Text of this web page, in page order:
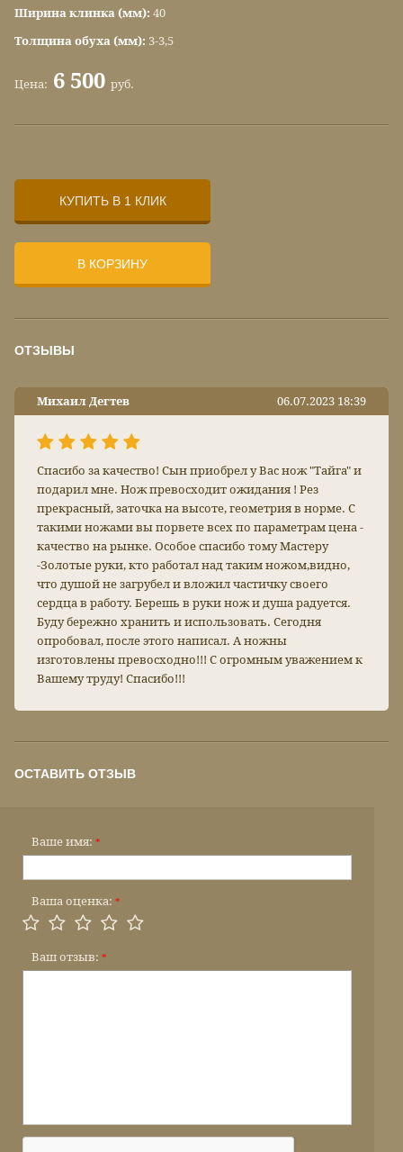
Ширина клинка (мм): 40
Толщина обуха (мм): 3-3,5
Цена: 6 500 руб.
КУПИТЬ В 1 КЛИК
В КОРЗИНУ
ОТЗЫВЫ
Михаил Дегтев 06.07.2023 18:39
Спасибо за качество! Сын приобрел у Вас нож "Тайга" и
подарил мне. Нож превосходит ожидания ! Рез
прекрасный, заточка на высоте, геометрия в норме. С
такими ножами вы порвете всех по параметрам цена -
качество на рынке. Особое спасибо тому Мастеру
-Золотые руки, кто работал над таким ножом,видно,
что душой не загрубел и вложил частичку своего
сердца в работу. Берешь в руки нож и душа радуется.
Буду бережно хранить и использовать. Сегодня
опробовал, после этого написал. А ножны
изготовлены превосходно!!! С огромным уважением к
Вашему труду! Спасибо!!!
ОСТАВИТЬ ОТЗЫВ
Ваше имя: *
Ваша оценка: *
Ваш отзыв: *